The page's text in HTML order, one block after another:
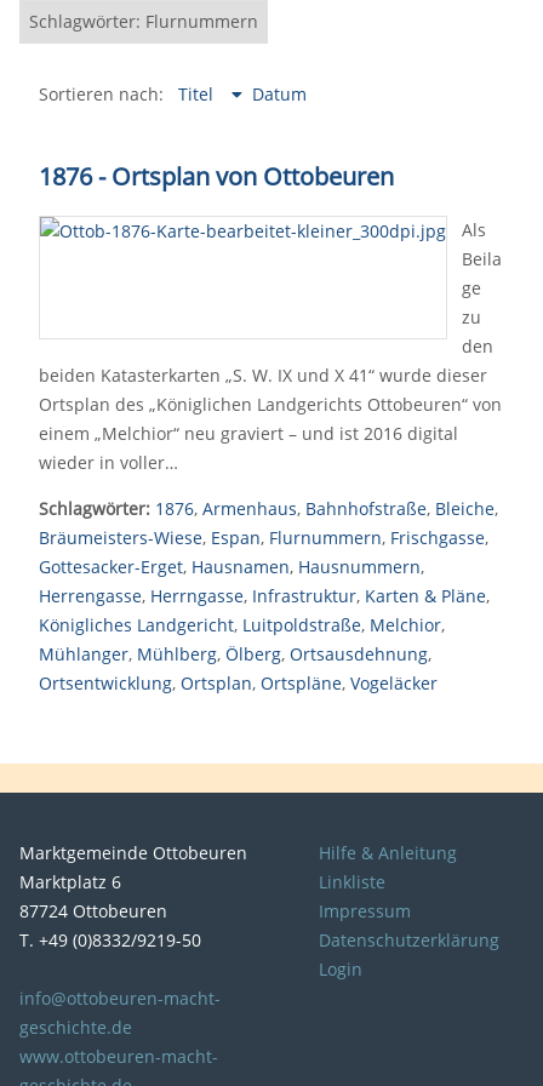
Schlagwörter: Flurnummern
Sortieren nach: Titel Datum
1876 - Ortsplan von Ottobeuren
Als
Beila
ge
zu
den
beiden Katasterkarten „S. W. IX und X 41“ wurde dieser
Ortsplan des „Königlichen Landgerichts Ottobeuren“ von
einem „Melchior“ neu graviert – und ist 2016 digital
wieder in voller…
Schlagwörter: 1876, Armenhaus, Bahnhofstraße, Bleiche,
Bräumeisters-Wiese, Espan, Flurnummern, Frischgasse,
Gottesacker-Erget, Hausnamen, Hausnummern,
Herrengasse, Herrngasse, Infrastruktur, Karten & Pläne,
Königliches Landgericht, Luitpoldstraße, Melchior,
Mühlanger, Mühlberg, Ölberg, Ortsausdehnung,
Ortsentwicklung, Ortsplan, Ortspläne, Vogeläcker
Marktgemeinde Ottobeuren
Marktplatz 6
87724 Ottobeuren
T. +49 (0)8332/9219-50
info@ottobeuren-macht-
geschichte.de
www.ottobeuren-macht-
Hilfe & Anleitung
Linkliste
Impressum
Datenschutzerklärung
Login